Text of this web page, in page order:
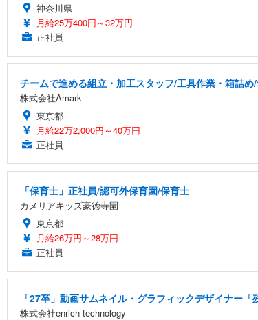
神奈川県
月給25万400円～32万円
正社員
チームで進める組立・加工スタッフ/工具作業・箱詰め
株式会社Amark
東京都
月給22万2,000円～40万円
正社員
「保育士」正社員/認可外保育園/保育士
カメリアキッズ豪徳寺園
東京都
月給26万円～28万円
正社員
「27卒」動画サムネイル・グラフィックデザイナー
株式会社enrich technology